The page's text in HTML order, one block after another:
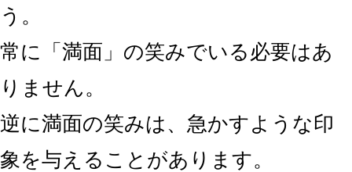
う。
常に「満面」の笑みでいる必要はあ
りません。
逆に満面の笑みは、急かすような印
象を与えることがあります。